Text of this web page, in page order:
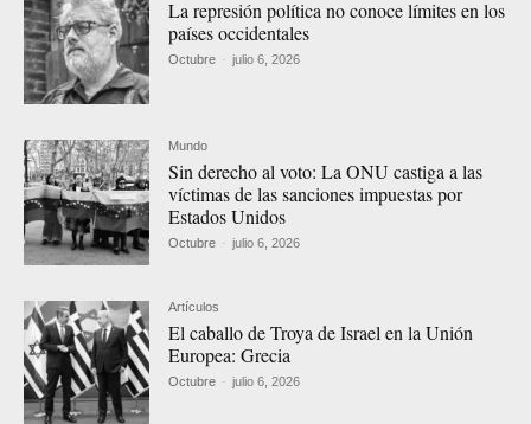
La represión política no conoce límites en los
países occidentales
Octubre - julio 6, 2026
Mundo
Sin derecho al voto: La ONU castiga a las
víctimas de las sanciones impuestas por
Estados Unidos
Octubre - julio 6, 2026
Artículos
El caballo de Troya de Israel en la Unión
Europea: Grecia
Octubre - julio 6, 2026